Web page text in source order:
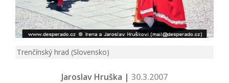
Trenčínský hrad (Slovensko)
Jaroslav Hruška | 30.3.2007